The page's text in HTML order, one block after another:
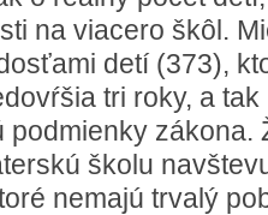
na viacero škôl.
detí (373),
tri roky, a
zákona.
školu
nemajú trvalý